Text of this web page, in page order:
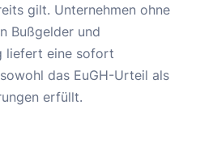
gilt. Unternehmen ohne
Bußgelder und
liefert eine sofort
das EuGH-Urteil als
erfüllt.